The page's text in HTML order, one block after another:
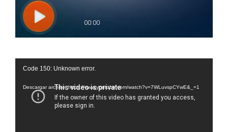
Reproductor
vídeo
Code 150: Unknown error.
Descargar archivo: https://www.youtube.com/watch?v=7WLuvspCYwE&_=1